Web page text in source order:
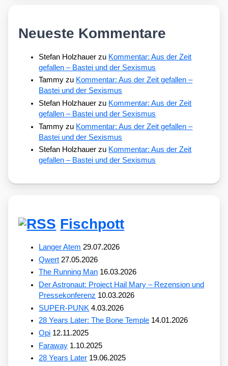
Neueste Kommentare
Stefan Holzhauer zu Kommentar: Aus der Zeit
gefallen – Bastei und der Sexismus
Tammy zu Kommentar: Aus der Zeit gefallen –
Bastei und der Sexismus
Stefan Holzhauer zu Kommentar: Aus der Zeit
gefallen – Bastei und der Sexismus
Tammy zu Kommentar: Aus der Zeit gefallen –
Bastei und der Sexismus
Stefan Holzhauer zu Kommentar: Aus der Zeit
gefallen – Bastei und der Sexismus
Fischpott
Langer Atem 29.07.2026
Qwert 27.05.2026
The Running Man 16.03.2026
Der Astronaut: Project Hail Mary – Rezension und
Pressekonferenz 10.03.2026
SUPER-PUNK 4.03.2026
28 Years Later: The Bone Temple 14.01.2026
Opi 12.11.2025
Faraway 1.10.2025
28 Years Later 19.06.2025